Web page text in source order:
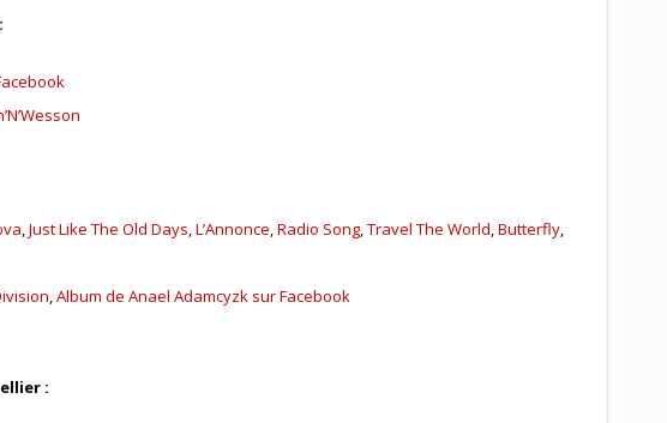
,Just Like The Old Days,L’Annonce,Radio Song,Travel The World,Butterfly,
,Album de Anael Adamcyzk sur Facebook
: